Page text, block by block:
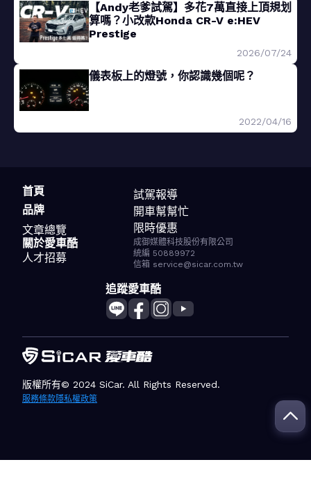
【Andy老爹試駕】多花7萬直接上頂規划
算嗎？小改款Honda CR-V e:HEV
Prestige
2026/07/24
儀表板上的燈號，你認識幾個呢？
2022/04/16
首頁
品牌
文章總覽
試駕報導
開車幫幫忙
限時優惠
關於愛車酷
人才招募
成御媒體科技股份有限公司
統編 50889972
信箱 service@sicar.com.tw
追蹤愛車酷
版權所有© 2024 SiCar. All Rights Reserved.
服務條款隱私權政策